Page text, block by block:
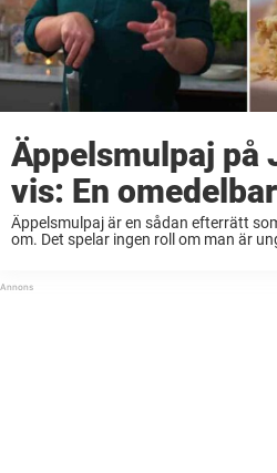
Äppelsmulpaj på
vis: En
Äppelsmulpaj är en sådan efterrätt
om. Det spelar ingen roll om man är